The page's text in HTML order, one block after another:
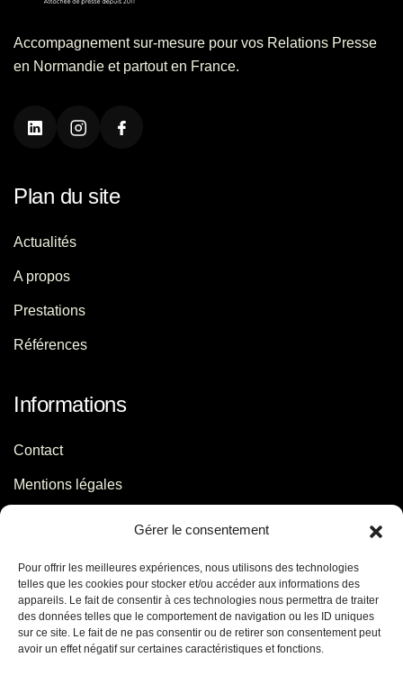
Gérer le consentement
Pour offrir les meilleures expériences, nous utilisons des technologies
telles que les cookies pour stocker et/ou accéder aux informations des
appareils. Le fait de consentir à ces technologies nous permettra de traiter
des données telles que le comportement de navigation ou les ID uniques
sur ce site. Le fait de ne pas consentir ou de retirer son consentement peut
avoir un effet négatif sur certaines caractéristiques et fonctions.
Accompagnement sur-mesure pour vos Relations Presse
en Normandie et partout en France.
Plan du site
Actualités
A propos
Prestations
Références
Informations
Contact
Mentions légales
Contact
06 29 56 64 44
contact[@]jb-conseils.fr